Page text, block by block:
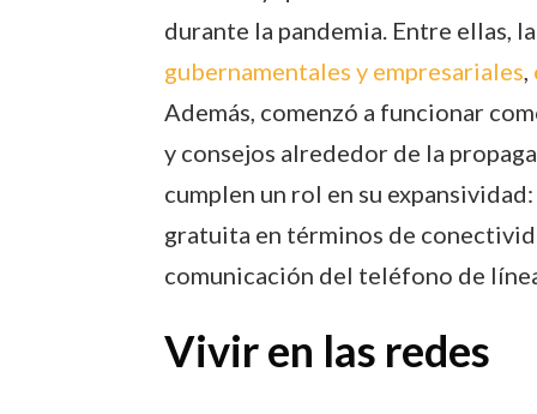
durante la pandemia. Entre ellas, la
gubernamentales y empresariales,
Además, comenzó a funcionar
y consejos alrededor de la
cumplen un rol en su
gratuita en términos de
comunicación del teléfono de
Vivir en las redes